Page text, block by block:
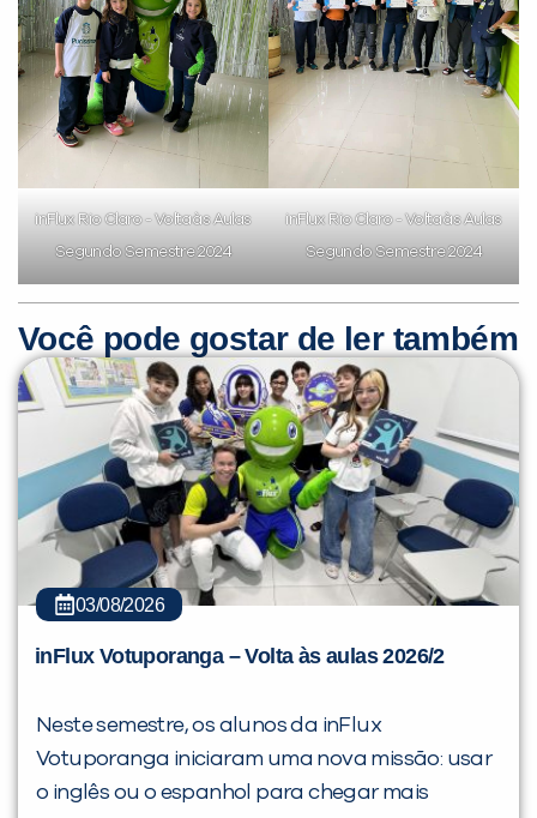
inFlux Rio Claro - Volta às Aulas
Segundo Semestre 2024
inFlux Rio Claro - Volta às Aulas
Segundo Semestre 2024
Você pode gostar de ler também
03/08/2026
inFlux Votuporanga – Volta às aulas 2026/2
Neste semestre, os alunos da inFlux
Votuporanga iniciaram uma nova missão: usar
o inglês ou o espanhol para chegar mais